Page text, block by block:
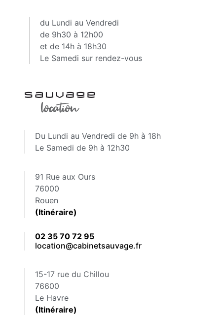
du Lundi au Vendredi
de 9h30 à 12h00
et de 14h à 18h30
Le Samedi sur rendez-vous
Du Lundi au Vendredi de 9h à 18h
Le Samedi de 9h à 12h30
91 Rue aux Ours
76000
Rouen
(Itinéraire)
02 35 70 72 95
location@cabinetsauvage.fr
15-17 rue du Chillou
76600
Le Havre
(Itinéraire)